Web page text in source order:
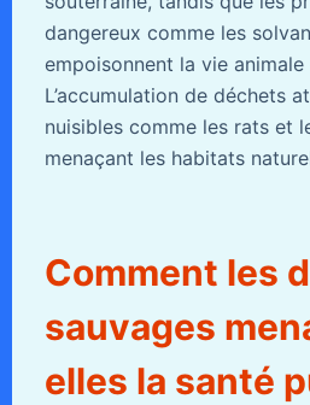
dangereux comme les
empoisonnent la vie
L’accumulation de déchets
nuisibles comme les rats et
menaçant les habitats
Comment les
sauvages
elles la santé